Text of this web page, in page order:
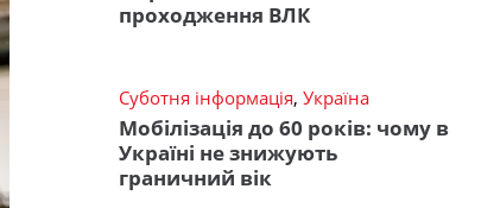
проходження ВЛК
Суботня інформація, Україна
Мобілізація до 60 років: чому в
Україні не знижують
граничний вік